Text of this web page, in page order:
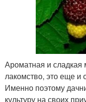
Ароматная и сладкая
лакомство, это еще и
Именно поэтому
культуру на своих